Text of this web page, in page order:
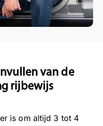
van de
rijbewijs
is om altijd 3 tot 4